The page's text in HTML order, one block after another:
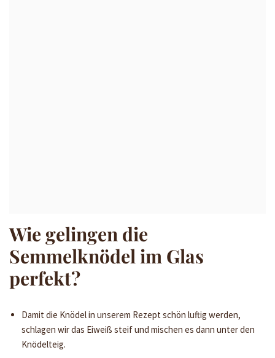
Wie gelingen die
Semmelknödel im Glas
perfekt?
Damit die Knödel in unserem Rezept schön luftig werden,
schlagen wir das Eiweiß steif und mischen es dann unter den
Knödelteig.